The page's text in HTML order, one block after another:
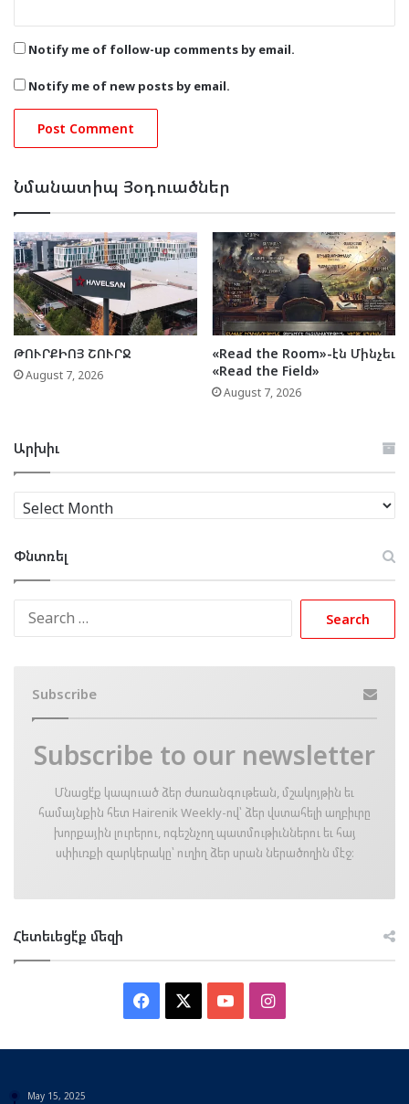
Notify me of follow-up comments by email.
Notify me of new posts by email.
Նմանատիպ Յօդուածներ
ԹՈՒՐՔԻՈՅ ՇՈՒՐՋ
August 7, 2026
«Read the Room»-էն Մինչեւ
«Read the Field»
August 7, 2026
Արխիւ
Արխիւ
Փնտռել
Subscribe
Subscribe to our newsletter
Մնացէ՛ք կապուած ձեր ժառանգութեան, մշակոյթին եւ
համայնքին հետ Hairenik Weekly-ով՝ ձեր վստահելի աղբիւրը
խորքային լուրերու, ոգեշնչող պատմութիւններու եւ հայ
սփիւռքի զարկերակը՝ ուղիղ ձեր սրան ներածողին մէջ։
Հետեւեցէ՛ք մեզի
Facebook YouTubeInstagram
May 15, 2025